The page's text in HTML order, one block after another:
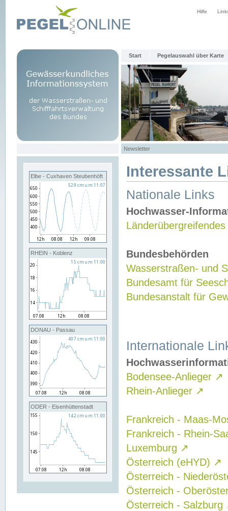
Hilfe
Start Pegelauswahl über Karte
Newsletter
Elbe - Cuxhaven Steubenhöft
RHEIN - Koblenz
DONAU - Passau
ODER - Eisenhüttenstadt
Interessante
Nationale Links
Hochwasser-
Bundesbehörden
Wasserstraßen- und
Bundesamt für
Bundesanstalt für
Internationale
Bodensee-Anlieger ↗
Rhein-Anlieger ↗
Frankreich - Maas-
Frankreich - Rhein-
Luxemburg ↗
Österreich (eHYD) ↗
Österreich -
Österreich -
Österreich - Salzburg